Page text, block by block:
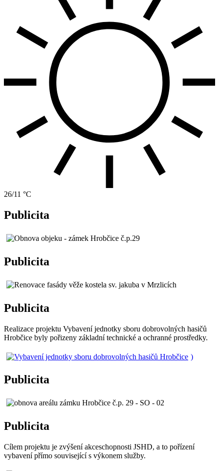
26/11 °C
Publicita
Publicita
Publicita
Realizace projektu Vybavení jednotky sboru dobrovolných hasičů
Hrobčice byly pořizeny základní technické a ochranné prostředky.
)
Publicita
Publicita
Cílem projektu je zvýšení akceschopnosti JSHD, a to pořízení
vybavení přímo související s výkonem služby.